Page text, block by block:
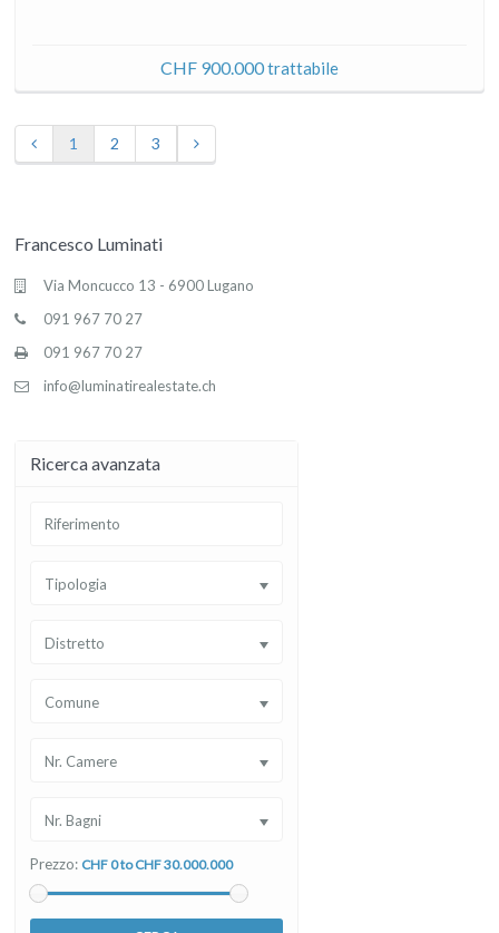
CHF 900.000trattabile
1 2 3
Francesco Luminati
Via Moncucco 13 - 6900 Lugano
091 967 70 27
091 967 70 27
info@luminatirealestate.ch
Ricerca avanzata
Tipologia
Distretto
Comune
Nr. Camere
Nr. Bagni
Prezzo: CHF 0 to CHF 30.000.000